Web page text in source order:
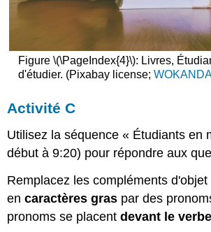
Figure \(\PageIndex{4}\): Livres,
d'étudier. (Pixabay license;
Activité C
Utilisez la séquence « Étudiants en
début à 9:20) pour répondre aux
Remplacez les compléments
encaractères gras par des
pronoms se placentdevant le